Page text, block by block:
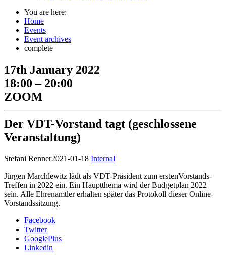
You are here:
Home
Events
Event archives
complete
17th January 2022
18:00 – 20:00
ZOOM
Der VDT-Vorstand tagt (geschlossene
Veranstaltung)
Stefani Renner2021-01-18 Internal
Jürgen Marchlewitz lädt als VDT-Präsident zum erstenVorstands-
Treffen in 2022 ein. Ein Hauptthema wird der Budgetplan 2022
sein. Alle Ehrenamtler erhalten später das Protokoll dieser Online-
Vorstandssitzung.
Facebook
Twitter
GooglePlus
Linkedin